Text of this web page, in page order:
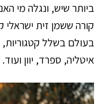
ביותר שיש, ונגלה מי
קורה ששמן זית ישראלי
בעולם בשלל
איטליה, ספרד, יוון ועוד.